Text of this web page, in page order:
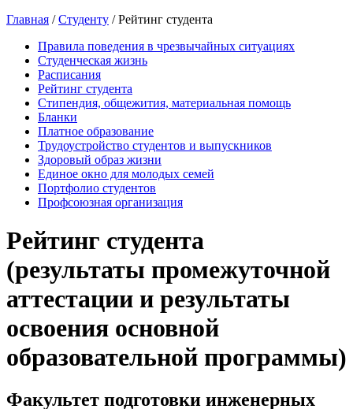
Главная /Студенту / Рейтинг студента
Правила поведения в чрезвычайных ситуациях
Студенческая жизнь
Расписания
Рейтинг студента
Стипендия, общежития, материальная помощь
Бланки
Платное образование
Трудоустройство студентов и выпускников
Здоровый образ жизни
Единое окно для молодых семей
Портфолио студентов
Профсоюзная организация
Рейтинг студента
(результаты промежуточной
аттестации и результаты
освоения основной
образовательной программы)
Факультет подготовки инженерных